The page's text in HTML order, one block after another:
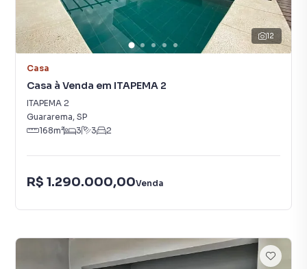
12
Casa
Casa à Venda em ITAPEMA 2
ITAPEMA 2
Guararema, SP
168m² 3 3 2
R$ 1.290.000,00Venda